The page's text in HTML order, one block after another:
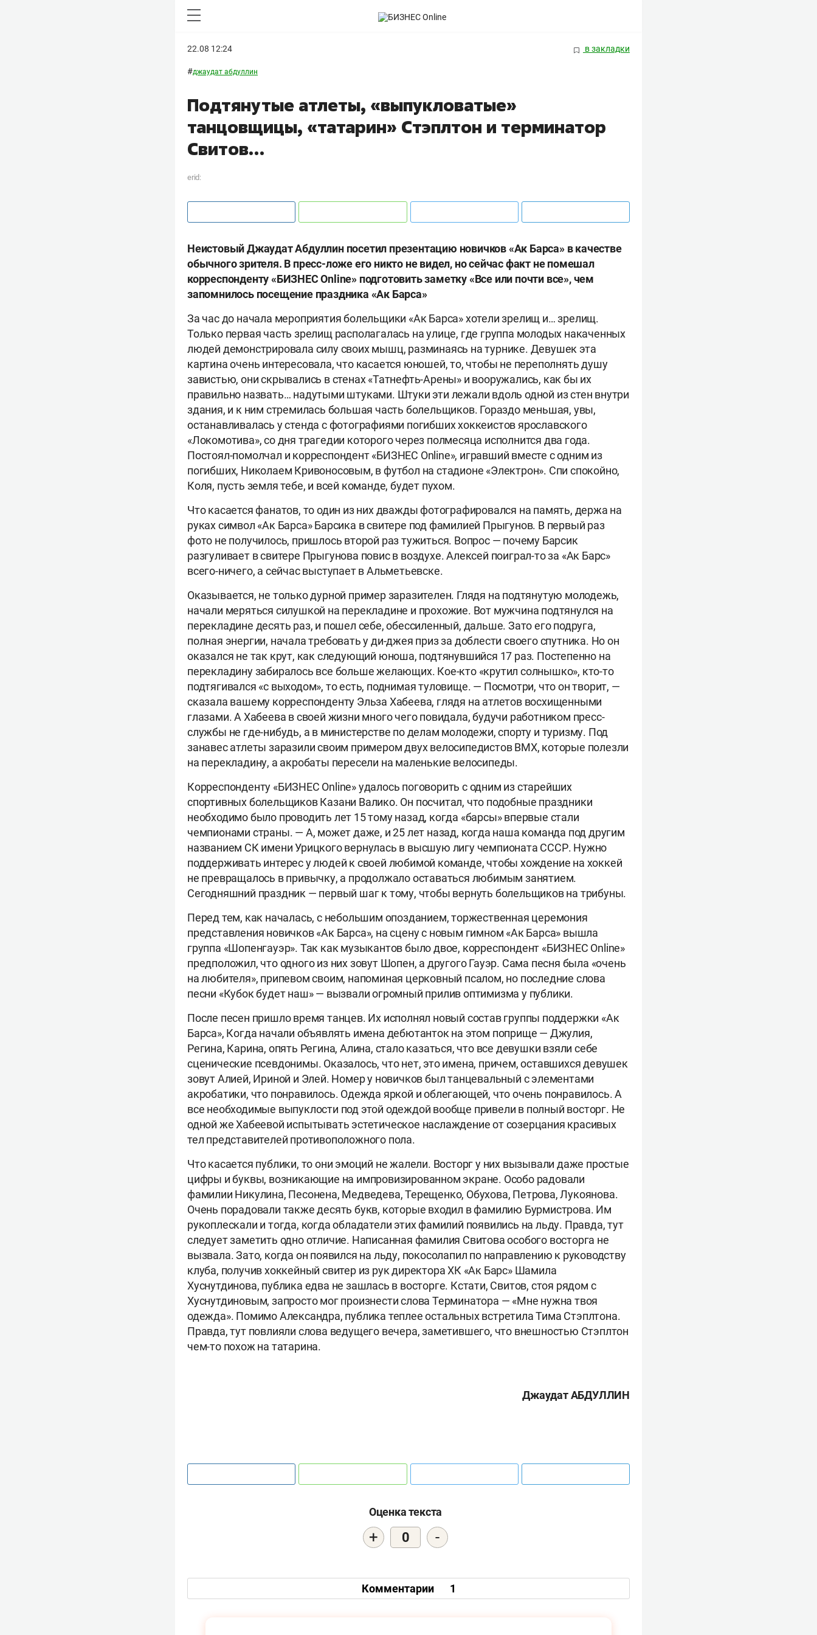
22.08 12:24 в закладки
#джаудат абдуллин
Подтянутые атлеты, «выпукловатые»
танцовщицы, «татарин» Стэплтон и терминатор
Свитов…
erid:
Неистовый Джаудат Абдуллин посетил презентацию новичков «Ак Барса» в качестве
обычного зрителя. В пресс-ложе его никто не видел, но сейчас факт не помешал
корреспонденту «БИЗНЕС Online» подготовить заметку «Все или почти все», чем
запомнилось посещение праздника «Ак Барса»
За час до начала мероприятия болельщики «Ак Барса» хотели зрелищ и… зрелищ.
Только первая часть зрелищ располагалась на улице, где группа молодых накаченных
людей демонстрировала силу своих мышц, разминаясь на турнике. Девушек эта
картина очень интересовала, что касается юношей, то, чтобы не переполнять душу
завистью, они скрывались в стенах «Татнефть-Арены» и вооружались, как бы их
правильно назвать… надутыми штуками. Штуки эти лежали вдоль одной из стен внутри
здания, и к ним стремилась большая часть болельщиков. Гораздо меньшая, увы,
останавливалась у стенда с фотографиями погибших хоккеистов ярославского
«Локомотива», со дня трагедии которого через полмесяца исполнится два года.
Постоял-помолчал и корреспондент «БИЗНЕС Online», игравший вместе с одним из
погибших, Николаем Кривоносовым, в футбол на стадионе «Электрон». Спи спокойно,
Коля, пусть земля тебе, и всей команде, будет пухом.
Что касается фанатов, то один из них дважды фотографировался на память, держа на
руках символ «Ак Барса» Барсика в свитере под фамилией Прыгунов. В первый раз
фото не получилось, пришлось второй раз тужиться. Вопрос — почему Барсик
разгуливает в свитере Прыгунова повис в воздухе. Алексей поиграл-то за «Ак Барс»
всего-ничего, а сейчас выступает в Альметьевске.
Оказывается, не только дурной пример заразителен. Глядя на подтянутую молодежь,
начали меряться силушкой на перекладине и прохожие. Вот мужчина подтянулся на
перекладине десять раз, и пошел себе, обессиленный, дальше. Зато его подруга,
полная энергии, начала требовать у ди-джея приз за доблести своего спутника. Но он
оказался не так крут, как следующий юноша, подтянувшийся 17 раз. Постепенно на
перекладину забиралось все больше желающих. Кое-кто «крутил солнышко», кто-то
подтягивался «с выходом», то есть, поднимая туловище. — Посмотри, что он творит, —
сказала вашему корреспонденту Эльза Хабеева, глядя на атлетов восхищенными
глазами. А Хабеева в своей жизни много чего повидала, будучи работником пресс-
службы не где-нибудь, а в министерстве по делам молодежи, спорту и туризму. Под
занавес атлеты заразили своим примером двух велосипедистов ВМХ, которые полезли
на перекладину, а акробаты пересели на маленькие велосипеды.
Корреспонденту «БИЗНЕС Online» удалось поговорить с одним из старейших
спортивных болельщиков Казани Валико. Он посчитал, что подобные праздники
необходимо было проводить лет 15 тому назад, когда «барсы» впервые стали
чемпионами страны. — А, может даже, и 25 лет назад, когда наша команда под другим
названием СК имени Урицкого вернулась в высшую лигу чемпионата СССР. Нужно
поддерживать интерес у людей к своей любимой команде, чтобы хождение на хоккей
не превращалось в привычку, а продолжало оставаться любимым занятием.
Сегодняшний праздник — первый шаг к тому, чтобы вернуть болельщиков на трибуны.
Перед тем, как началась, с небольшим опозданием, торжественная церемония
представления новичков «Ак Барса», на сцену с новым гимном «Ак Барса» вышла
группа «Шопенгауэр». Так как музыкантов было двое, корреспондент «БИЗНЕС Online»
предположил, что одного из них зовут Шопен, а другого Гауэр. Сама песня была «очень
на любителя», припевом своим, напоминая церковный псалом, но последние слова
песни «Кубок будет наш» — вызвали огромный прилив оптимизма у публики.
После песен пришло время танцев. Их исполнял новый состав группы поддержки «Ак
Барса», Когда начали объявлять имена дебютанток на этом поприще — Джулия,
Регина, Карина, опять Регина, Алина, стало казаться, что все девушки взяли себе
сценические псевдонимы. Оказалось, что нет, это имена, причем, оставшихся девушек
зовут Алией, Ириной и Элей. Номер у новичков был танцевальный с элементами
акробатики, что понравилось. Одежда яркой и облегающей, что очень понравилось. А
все необходимые выпуклости под этой одеждой вообще привели в полный восторг. Не
одной же Хабеевой испытывать эстетическое наслаждение от созерцания красивых
тел представителей противоположного пола.
Что касается публики, то они эмоций не жалели. Восторг у них вызывали даже простые
цифры и буквы, возникающие на импровизированном экране. Особо радовали
фамилии Никулина, Песонена, Медведева, Терещенко, Обухова, Петрова, Лукоянова.
Очень порадовали также десять букв, которые входил в фамилию Бурмистрова. Им
рукоплескали и тогда, когда обладатели этих фамилий появились на льду. Правда, тут
следует заметить одно отличие. Написанная фамилия Свитова особого восторга не
вызвала. Зато, когда он появился на льду, покосолапил по направлению к руководству
клуба, получив хоккейный свитер из рук директора ХК «Ак Барс» Шамила
Хуснутдинова, публика едва не зашлась в восторге. Кстати, Свитов, стоя рядом с
Хуснутдиновым, запросто мог произнести слова Терминатора — «Мне нужна твоя
одежда». Помимо Александра, публика теплее остальных встретила Тима Стэплтона.
Правда, тут повлияли слова ведущего вечера, заметившего, что внешностью Стэплтон
чем-то похож на татарина.
Джаудат АБДУЛЛИН
Оценка текста
+ 0 -
Комментарии 1